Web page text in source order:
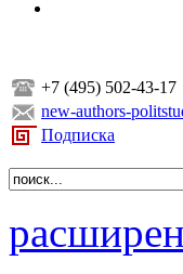
+7 (495) 502-43-17
new-authors-
Подписка